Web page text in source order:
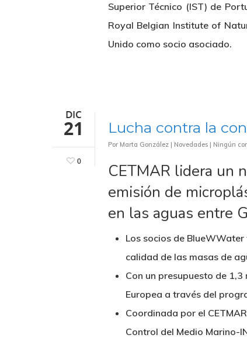
Superior Técnico (IST) de
Royal Belgian Institute of
Unido como socio asociado.
DIC
21
0
Lucha contra la
Por Marta González | Novedades | Ningún
CETMAR lidera un
emisión de
en las aguas entre
Los socios de
calidad de las masas de
Con un presupuesto de
Europea a través del
Coordinada por el
Control del Medio Marino-